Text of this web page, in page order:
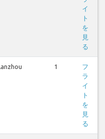
イ
ト
を
見
る
1
フ
ラ
イ
ト
を
見
る